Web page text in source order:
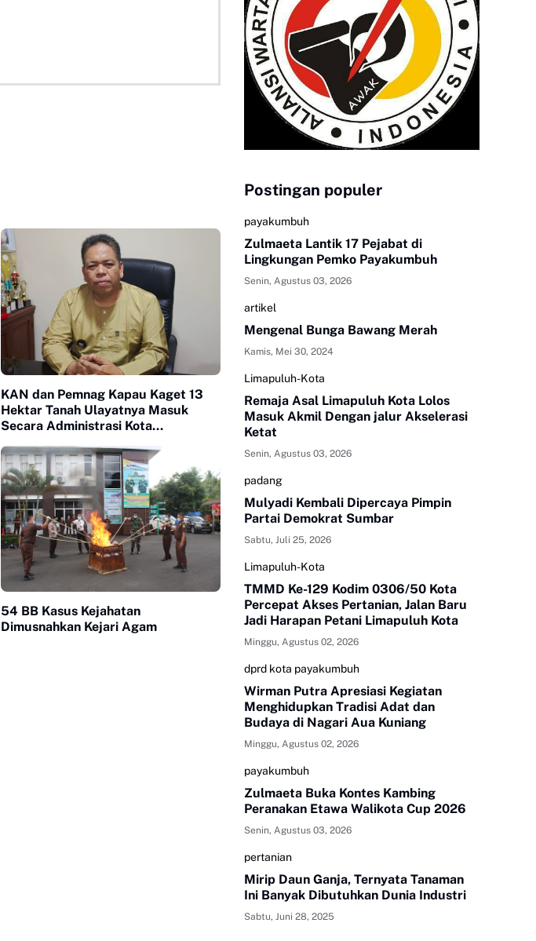
KAN dan Pemnag Kapau Kaget 13
Hektar Tanah Ulayatnya Masuk
Secara Administrasi Kota
54 BB Kasus Kejahatan
Dimusnahkan Kejari Agam
Postingan populer
payakumbuh
Zulmaeta Lantik 17 Pejabat di
Lingkungan Pemko Payakumbuh
Senin, Agustus 03, 2026
artikel
Mengenal Bunga Bawang Merah
Kamis, Mei 30, 2024
Limapuluh-Kota
Remaja Asal Limapuluh Kota Lolos
Masuk Akmil Dengan jalur Akselerasi
Ketat
Senin, Agustus 03, 2026
padang
Mulyadi Kembali Dipercaya Pimpin
Partai Demokrat Sumbar
Sabtu, Juli 25, 2026
Limapuluh-Kota
TMMD Ke-129 Kodim 0306/50 Kota
Percepat Akses Pertanian, Jalan Baru
Jadi Harapan Petani Limapuluh Kota
Minggu, Agustus 02, 2026
dprd kota payakumbuh
Wirman Putra Apresiasi Kegiatan
Menghidupkan Tradisi Adat dan
Budaya di Nagari Aua Kuniang
Minggu, Agustus 02, 2026
payakumbuh
Zulmaeta Buka Kontes Kambing
Peranakan Etawa Walikota Cup 2026
Senin, Agustus 03, 2026
pertanian
Mirip Daun Ganja, Ternyata Tanaman
Ini Banyak Dibutuhkan Dunia Industri
Sabtu, Juni 28, 2025